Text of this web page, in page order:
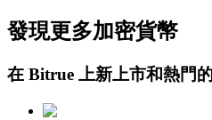
借貸寶
借貸數字貨幣，及時且安全
發現更多加密貨幣
在 Bitrue 上新上市和熱門